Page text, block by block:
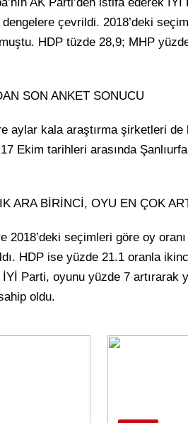
dengelere çevrildi. 2018’deki
HDP tüzde 28,9; MHP
SON ANKET SONUCU
aylar kala araştırma şirketleri
Ekim tarihleri arasında
ARA BİRİNCİ, OYU EN ÇOK
2018’deki seçimleri göre oy
HDP ise yüzde 21.1 oranla
Parti, oyunu yüzde 7 artırarak
oldu.